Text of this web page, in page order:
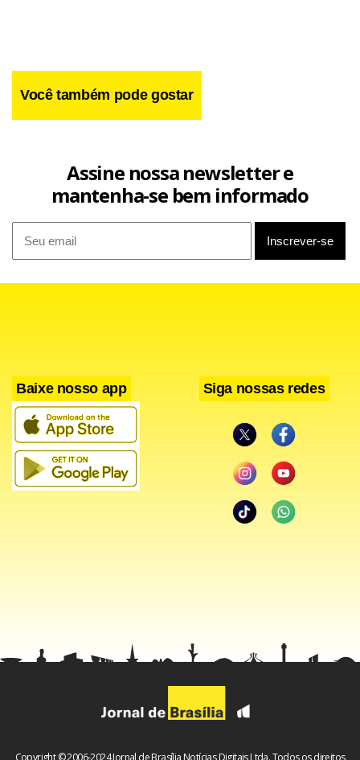
“Tudo de graça e diversão no cinema! Eu também queria
era dar o Porsche Taycan, que ele dirige no filme “Alerta
“Então, procuramos o Porsche, mas eles disseram não.
Mas eu ainda disse: ‘sim, vou fazer um melhor. Eu vou dar
O ator conta que ao reunir informações sobre todos que
estavam na sessão especial, ficou tocado com a história de
Rodriguez. “Ele toma conta da mãe de 75 anos. É um
personal trainer. Liderança na igreja dele. Oferece apoio
para mulheres vítimas de violência doméstica. Veterano
Você também pode gostar
Assine nossa newsletter e
mantenha-se bem informado
Baixe nosso app Siga nossas redes
Copyright © 2006-2024 Jornal de Brasília Notícias Digitais Ltda. Todos os direitos